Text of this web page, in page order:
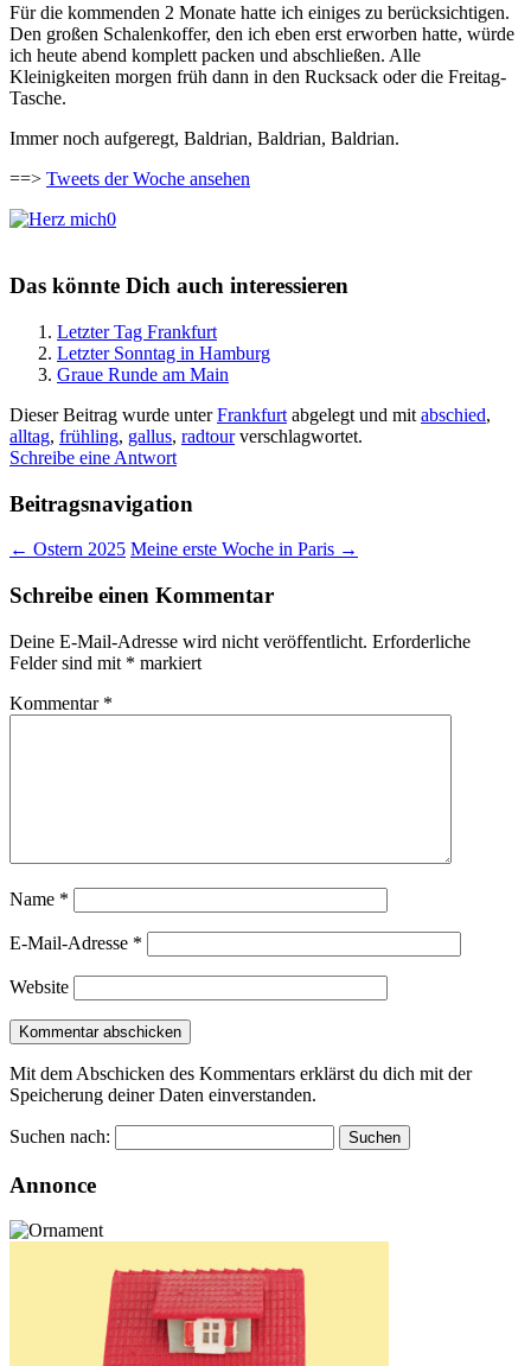
Für die kommenden 2 Monate hatte ich einiges zu berücksichtigen.
Den großen Schalenkoffer, den ich eben erst erworben hatte, würde
ich heute abend komplett packen und abschließen. Alle
Kleinigkeiten morgen früh dann in den Rucksack oder die Freitag-
Tasche.
Immer noch aufgeregt, Baldrian, Baldrian, Baldrian.
==> Tweets der Woche ansehen
0
Das könnte Dich auch interessieren
Letzter Tag Frankfurt
Letzter Sonntag in Hamburg
Graue Runde am Main
Dieser Beitrag wurde unterFrankfurt abgelegt und mit abschied,
alltag, frühling, gallus, radtourverschlagwortet.
Schreibe eine Antwort
Beitragsnavigation
← Ostern 2025 Meine erste Woche in Paris →
Schreibe einen Kommentar
Deine E-Mail-Adresse wird nicht veröffentlicht. Erforderliche
Felder sind mit * markiert
Kommentar *
Name *
E-Mail-Adresse *
Website
Mit dem Abschicken des Kommentars erklärst du dich mit der
Speicherung deiner Daten einverstanden.
Suchen nach:
Annonce